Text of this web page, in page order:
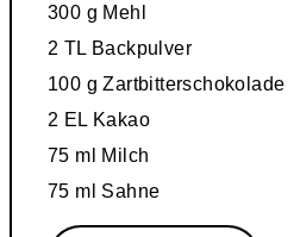
300 g Mehl
2 TL Backpulver
100 g Zartbitterschokolade
2 EL Kakao
75 ml
Milch
75 ml Sahne